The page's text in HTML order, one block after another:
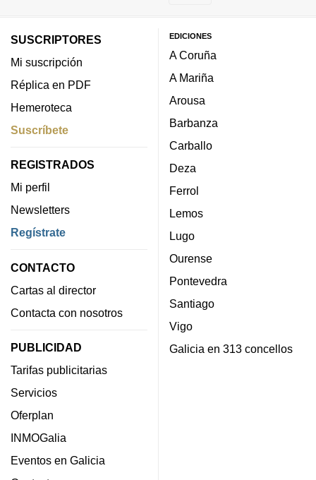
SUSCRIPTORES
Mi suscripción
Réplica en PDF
Hemeroteca
Suscríbete
REGISTRADOS
Mi perfil
Newsletters
Regístrate
CONTACTO
Cartas al director
Contacta con nosotros
PUBLICIDAD
Tarifas publicitarias
Servicios
Oferplan
INMOGalia
Eventos en Galicia
EDICIONES
A Coruña
A Mariña
Arousa
Barbanza
Carballo
Deza
Ferrol
Lemos
Lugo
Ourense
Pontevedra
Santiago
Vigo
Galicia en 313 concellos